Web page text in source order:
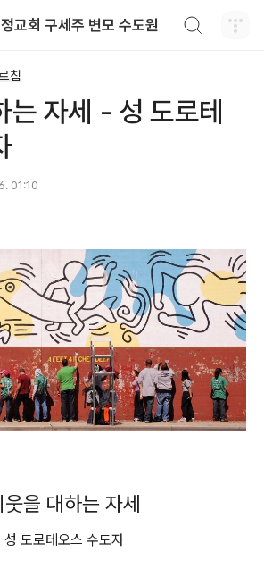
교회 구세주 변모 수도원
침
는 자세 - 성 도로테
01:10
웃을 대하는 자세
성 도로테오스 수도자